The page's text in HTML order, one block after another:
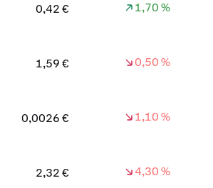
0,42 € 1,70 %
1,59 € 0,50 %
0,0026 € 1,10 %
2,32 € 4,30 %